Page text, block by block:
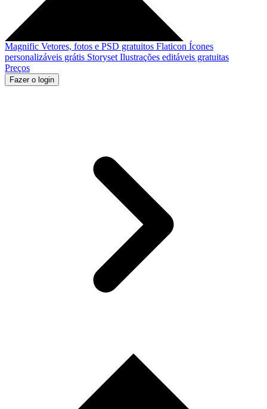
Magnific Vetores, fotos e PSD gratuitos Flaticon Ícones
personalizáveis grátis Storyset Ilustrações editáveis gratuitas
Preços
Fazer o login